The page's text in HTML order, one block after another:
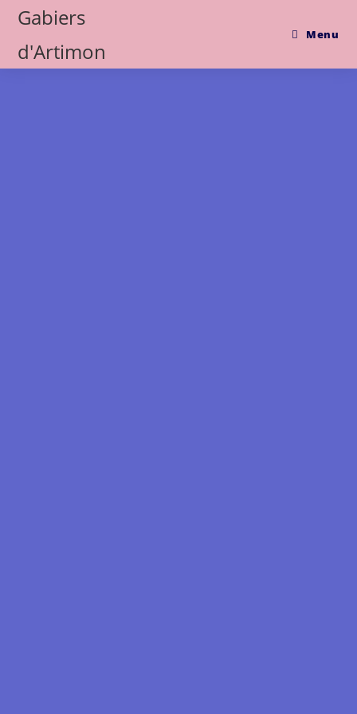
Gabiers
d'Artimon
Menu